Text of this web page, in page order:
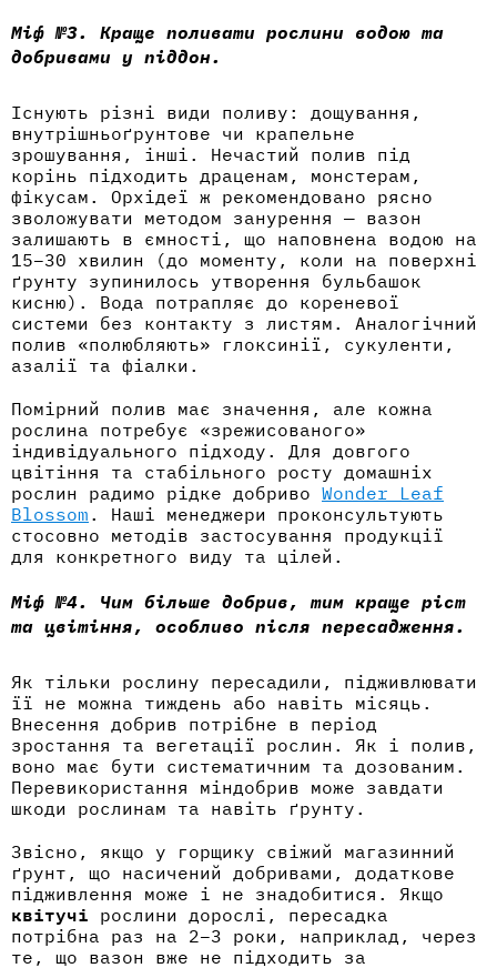
Міф №3. Краще поливати рослини водою та
добривами у піддон.
Існують різні види поливу: дощування,
внутрішньоґрунтове чи крапельне
зрошування, інші. Нечастий полив під
корінь підходить драценам, монстерам,
фікусам. Орхідеї ж рекомендовано рясно
зволожувати методом занурення — вазон
залишають в ємності, що наповнена водою на
15–30 хвилин (до моменту, коли на поверхні
ґрунту зупинилось утворення бульбашок
кисню). Вода потрапляє до кореневої
системи без контакту з листям. Аналогічний
полив «полюбляють» глоксинії, сукуленти,
азалії та фіалки.
Помірний полив має значення, але кожна
рослина потребує «зрежисованого»
індивідуального підходу. Для довгого
цвітіння та стабільного росту домашніх
рослин радимо рідке добриво Wonder Leaf
Blossom . Наші менеджери проконсультують
стосовно методів застосування продукції
для конкретного виду та цілей.
Міф №4. Чим більше добрив, тим краще ріст
та цвітіння, особливо після пересадження.
Як тільки рослину пересадили, підживлювати
її не можна тиждень або навіть місяць.
Внесення добрив потрібне в період
зростання та вегетації рослин. Як і полив,
воно має бути систематичним та дозованим.
Перевикористання міндобрив може завдати
шкоди рослинам та навіть ґрунту.
Звісно, якщо у горщику свіжий магазинний
ґрунт, що насичений добривами, додаткове
підживлення може і не знадобитися. Якщо
квітучі рослини дорослі, пересадка
потрібна раз на 2–3 роки, наприклад, через
те, що вазон вже не підходить за